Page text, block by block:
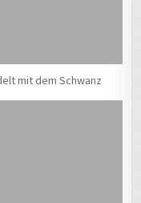
mit dem Schwanz